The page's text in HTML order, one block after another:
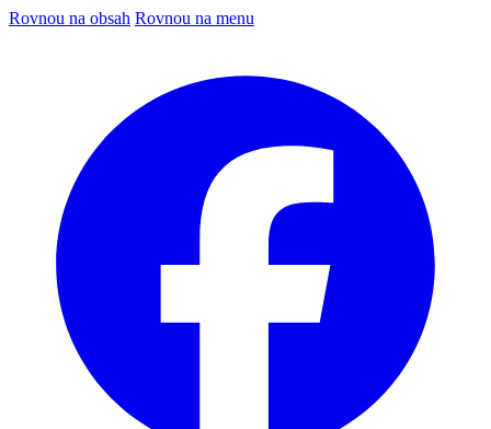
Rovnou na obsah Rovnou na menu